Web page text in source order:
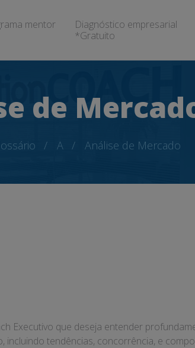
mentor
Diagnóstico empresarial
*Gratuito
de
A Análise de Mercado
Executivo que deseja entender
tendências, concorrência, e